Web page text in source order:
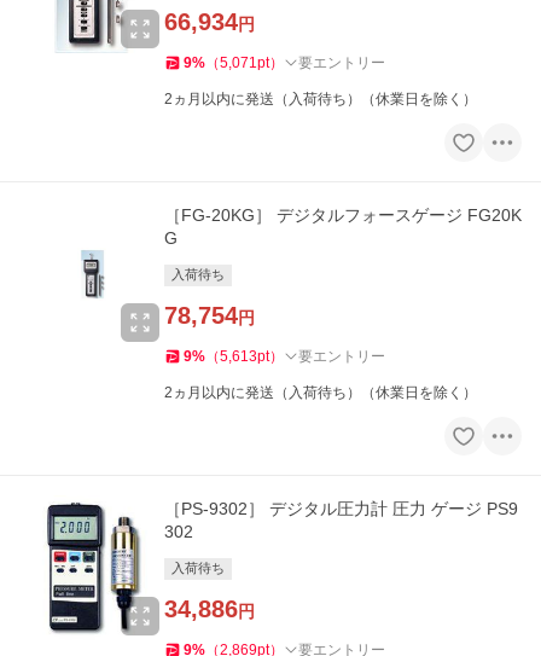
66,934円
9% （5,071pt） 要エントリー
2ヵ月以内に発送（入荷待ち）（休業日を除く）
［FG-20KG］ デジタルフォースゲージ FG20K
G
入荷待ち
78,754円
9% （5,613pt） 要エントリー
2ヵ月以内に発送（入荷待ち）（休業日を除く）
［PS-9302］ デジタル圧力計 圧力 ゲージ PS9
302
入荷待ち
34,886円
9% （2,869pt） 要エントリー